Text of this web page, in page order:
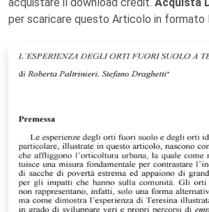
per scaricare questo Articolo in formato